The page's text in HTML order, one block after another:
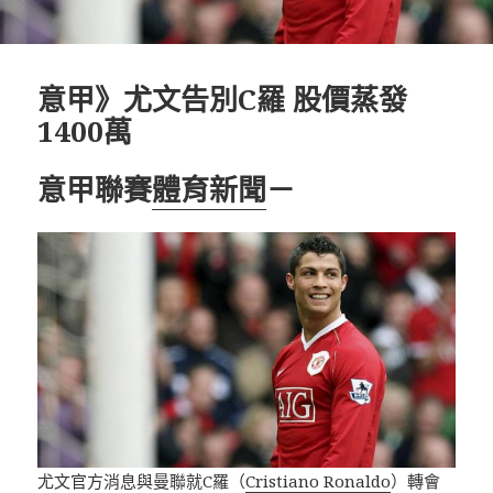
意甲》尤文告別C羅 股價蒸發
1400萬
意甲聯賽體育新聞－
尤文官方消息與曼聯就C羅（Cristiano Ronaldo）轉會